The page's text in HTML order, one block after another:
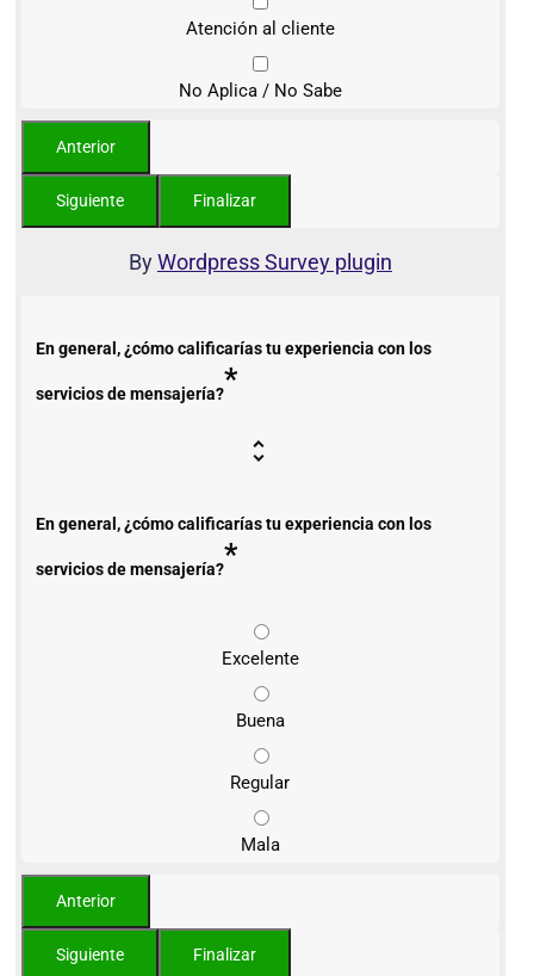
Atención al cliente
No Aplica / No Sabe
ByWordpress Survey plugin
En general, ¿cómo calificarías tu experiencia con los
servicios de mensajería?*
En general, ¿cómo calificarías tu experiencia con los
servicios de mensajería?*
Excelente
Buena
Regular
Mala